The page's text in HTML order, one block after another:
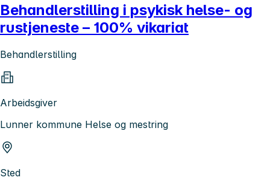
Behandlerstilling i psykisk helse- og
rustjeneste – 100% vikariat
Behandlerstilling
Arbeidsgiver
Lunner kommune Helse og mestring
Sted